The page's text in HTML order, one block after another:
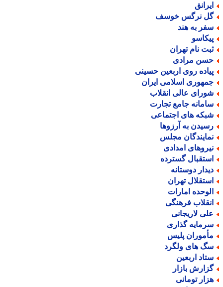
نرگس خوسف
به هند
نام تهران
مرادی
روی اربعین حسینی
اسلامی ایران
عالی انقلاب
جامع تجارت
های اجتماعی
به آرزوها
مجلس
امدادی
گسترده
دوستانه
تهران
امارات
فرهنگی
لاریجانی
گذاری
پلیس
های ولگرد
اربعین
بازار
تومانی